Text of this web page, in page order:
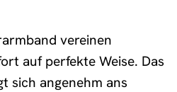
vereinen
auf perfekte Weise. Das
sich angenehm ans